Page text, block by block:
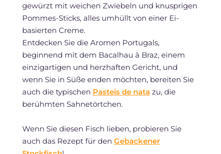
gewürzt mit weichen Zwiebeln und knusprigen
Pommes-Sticks, alles umhüllt von einer Ei-
basierten Creme.
Entdecken Sie die Aromen Portugals,
beginnend mit dem Bacalhau à Braz, einem
einzigartigen und herzhaften Gericht, und
wenn Sie in Süße enden möchten, bereiten Sie
auch die typischen Pasteis de nata zu, die
berühmten Sahnetörtchen.
Wenn Sie diesen Fisch lieben, probieren Sie
auch das Rezept für den Gebackener